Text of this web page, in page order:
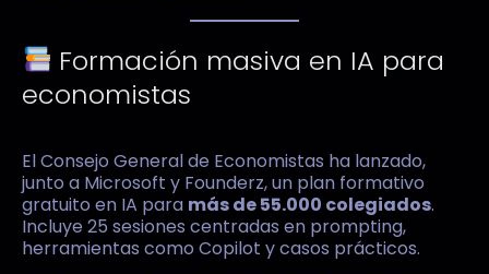
Formación masiva en IA para
economistas
El Consejo General de Economistas ha lanzado,
junto a Microsoft y Founderz, un plan formativo
gratuito en IA para más de 55.000 colegiados.
Incluye 25 sesiones centradas en prompting,
herramientas como Copilot y casos prácticos.